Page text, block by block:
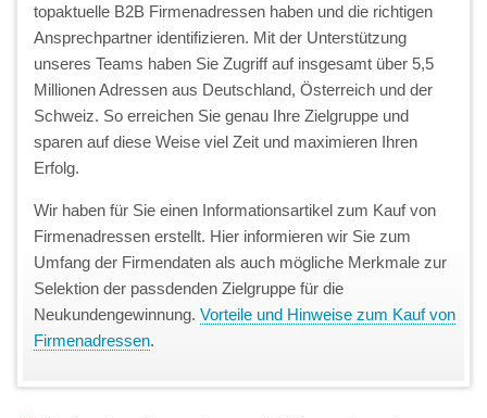
topaktuelle B2B Firmenadressen haben und die richtigen
Ansprechpartner identifizieren. Mit der Unterstützung
unseres Teams haben Sie Zugriff auf insgesamt über 5,5
Millionen Adressen aus Deutschland, Österreich und der
Schweiz. So erreichen Sie genau Ihre Zielgruppe und
sparen auf diese Weise viel Zeit und maximieren Ihren
Erfolg.
Wir haben für Sie einen Informationsartikel zum Kauf von
Firmenadressen erstellt. Hier informieren wir Sie zum
Umfang der Firmendaten als auch mögliche Merkmale zur
Selektion der passdenden Zielgruppe für die
Neukundengewinnung. Vorteile und Hinweise zum Kauf von
Firmenadressen.